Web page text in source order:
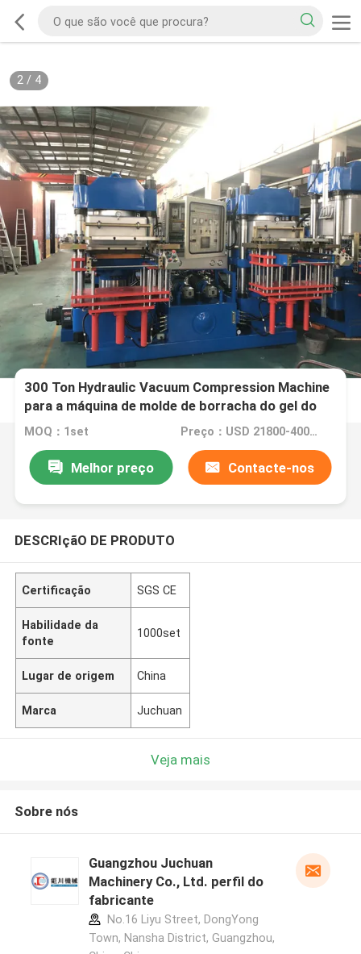
2/ 4
300 Ton Hydraulic Vacuum Compression Machine
para a máquina de molde de borracha do gel do
AB
MOQ：1set Preço：USD 21800-40000one set
Melhor preço Contacte-nos
DESCRIçãO DE PRODUTO
Certificação SGS CE
Habilidade da
fonte
1000set
Lugar de origem China
Marca Juchuan
Veja mais
Sobre nós
Guangzhou Juchuan
Machinery Co., Ltd. perfil do
fabricante
No.16 Liyu Street, DongYong
Town, Nansha District, Guangzhou,